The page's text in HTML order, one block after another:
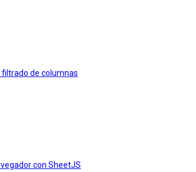
filtrado de columnas
con SheetJS